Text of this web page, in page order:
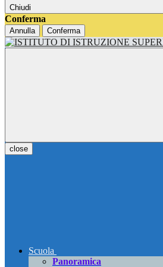
Chiudi
Conferma
Annulla Conferma
close
Scuola
Panoramica